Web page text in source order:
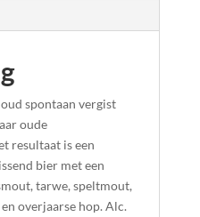
spontaan vergist
oude
resultaat is een
bier met een
tarwe, speltmout,
overjaarse hop. Alc.